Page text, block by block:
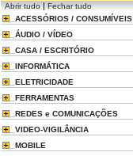
Abrir tudo|Fechar tudo
ACESSÓRIOS / CONSUMÍVEIS
ÁUDIO / VÍDEO
CASA / ESCRITÓRIO
INFORMÁTICA
ELETRICIDADE
FERRAMENTAS
REDES e COMUNICAÇÕES
VIDEO-VIGILÂNCIA
MOBILE